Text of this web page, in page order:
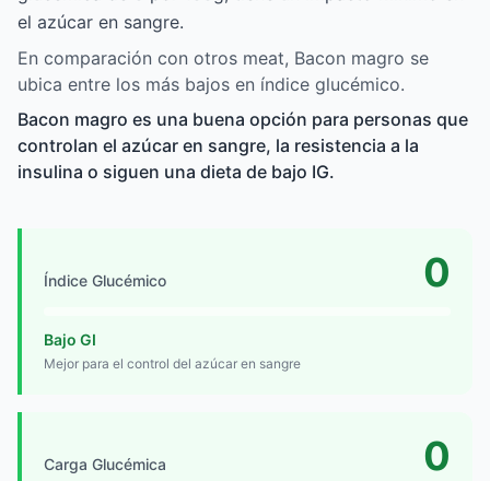
el azúcar en sangre.
En comparación con otros meat, Bacon magro se
ubica entre los más bajos en índice glucémico.
Bacon magro es una buena opción para personas que
controlan el azúcar en sangre, la resistencia a la
insulina o siguen una dieta de bajo IG.
Índice Glucémico 0
Bajo GI
Mejor para el control del azúcar en sangre
Carga Glucémica 0